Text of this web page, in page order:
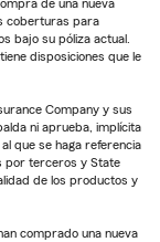
de una nueva
coberturas para
bajo su póliza actual.
disposiciones que le
Company y sus
ni aprueba, implícita
que se haga referencia
por terceros y State
de los productos y
comprado una nueva